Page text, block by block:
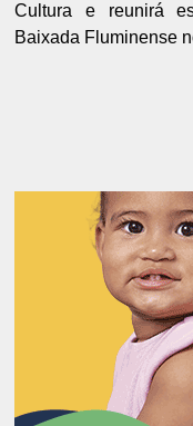
Cultura e reunirá
Baixada Fluminense